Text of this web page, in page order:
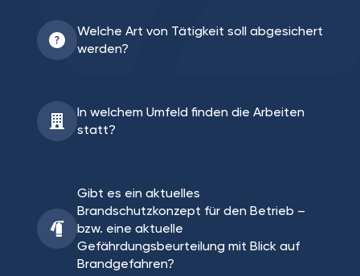
Welche Art von Tätigkeit soll abgesichert
werden?
In welchem Umfeld finden die Arbeiten
statt?
Gibt es ein aktuelles
Brandschutzkonzept für den Betrieb –
bzw. eine aktuelle
Gefährdungsbeurteilung mit Blick auf
Brandgefahren?